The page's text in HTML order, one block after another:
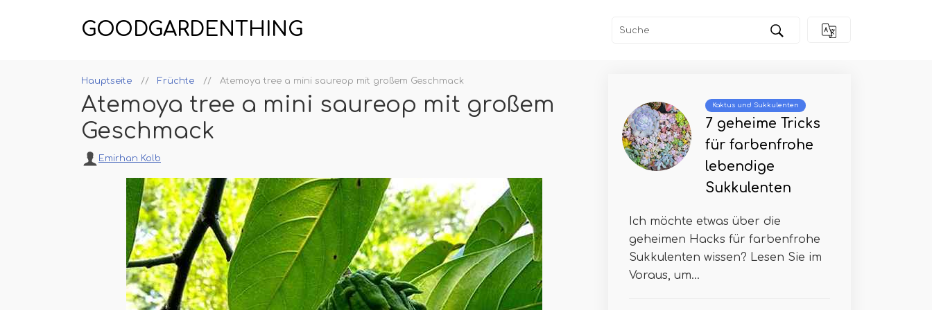
GOODGARDENTHING
Hauptseite Früchte Atemoya tree a mini saureop mit großem Geschmack
Atemoya tree a mini saureop mit großem
Geschmack
Emirhan Kolb
Kaktus und Sukkulenten
7 geheime Tricks
für farbenfrohe
lebendige
Sukkulenten
Ich möchte etwas über die
geheimen Hacks für farbenfrohe
Sukkulenten wissen? Lesen Sie im
Voraus, um...